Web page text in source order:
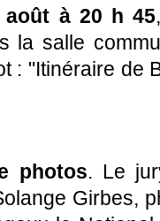
août à 20 h 45
la salle
: "Itinéraire de
photos. Le
Girbes,